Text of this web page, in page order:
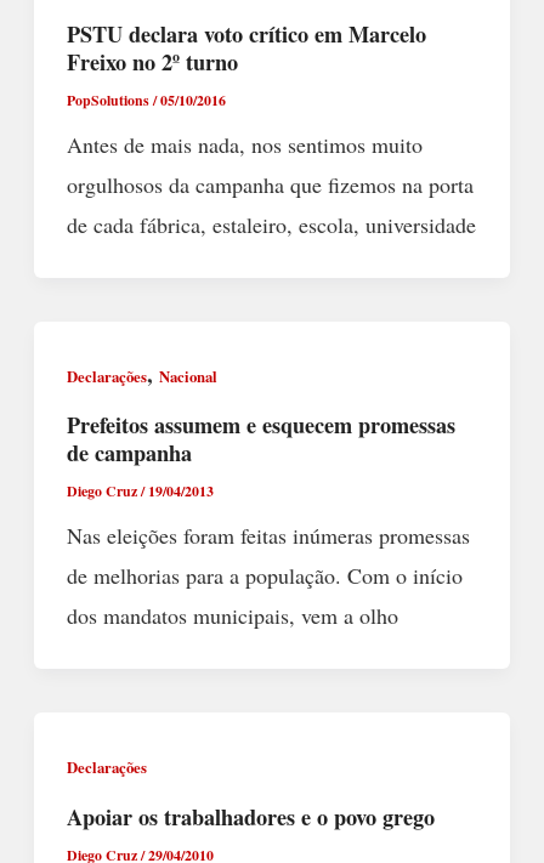
PSTU declara voto crítico em Marcelo
Freixo no 2º turno
PopSolutions/05/10/2016
Antes de mais nada, nos sentimos muito
orgulhosos da campanha que fizemos na porta
de cada fábrica, estaleiro, escola, universidade
Declarações, Nacional
Prefeitos assumem e esquecem promessas
de campanha
Diego Cruz/19/04/2013
Nas eleições foram feitas inúmeras promessas
de melhorias para a população. Com o início
dos mandatos municipais, vem a olho
Declarações
Apoiar os trabalhadores e o povo grego
Diego Cruz/29/04/2010